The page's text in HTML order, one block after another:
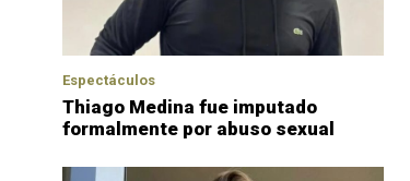
Espectáculos
Thiago Medina fue imputado
formalmente por abuso sexual